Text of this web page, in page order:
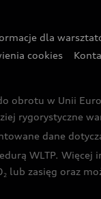
dla
cookies
obrotu w Unii
rygorystyczne
dane
WLTP. Więcej
2 lub zasięg oraz